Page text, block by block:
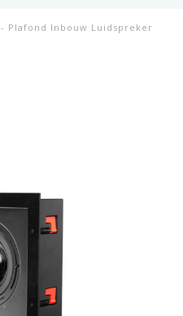
- Plafond Inbouw Luidspreker